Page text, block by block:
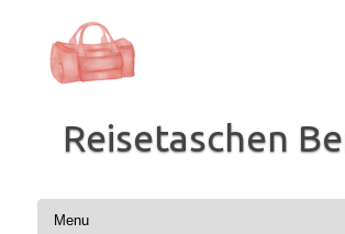
springen
Reisetaschen